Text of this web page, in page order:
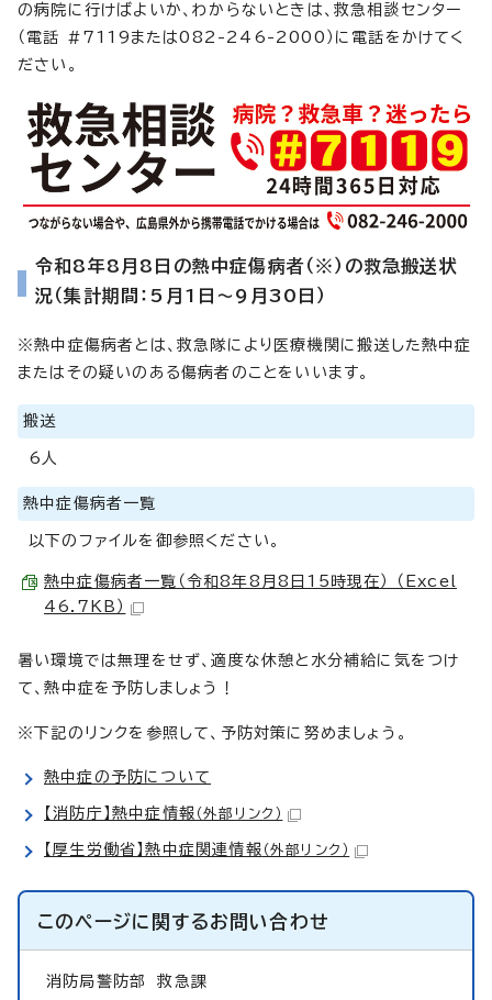
の病院に行けばよいか、わからないときは、救急相談センター
（電話 #7119または082-246-2000）に電話をかけてく
ださい。
令和8年8月8日の熱中症傷病者（※）の救急搬送状
況（集計期間：5月1日～9月30日）
※熱中症傷病者とは、救急隊により医療機関に搬送した熱中症
またはその疑いのある傷病者のことをいいます。
搬送
6人
熱中症傷病者一覧
以下のファイルを御参照ください。
熱中症傷病者一覧（令和8年8月8日15時現在） （Excel
46.7KB）
暑い環境では無理をせず、適度な休憩と水分補給に気をつけ
て、熱中症を予防しましょう！
※下記のリンクを参照して、予防対策に努めましょう。
熱中症の予防について
【消防庁】熱中症情報 （外部リンク）
【厚生労働省】熱中症関連情報 （外部リンク）
このページに関するお問い合わせ
消防局警防部救急課